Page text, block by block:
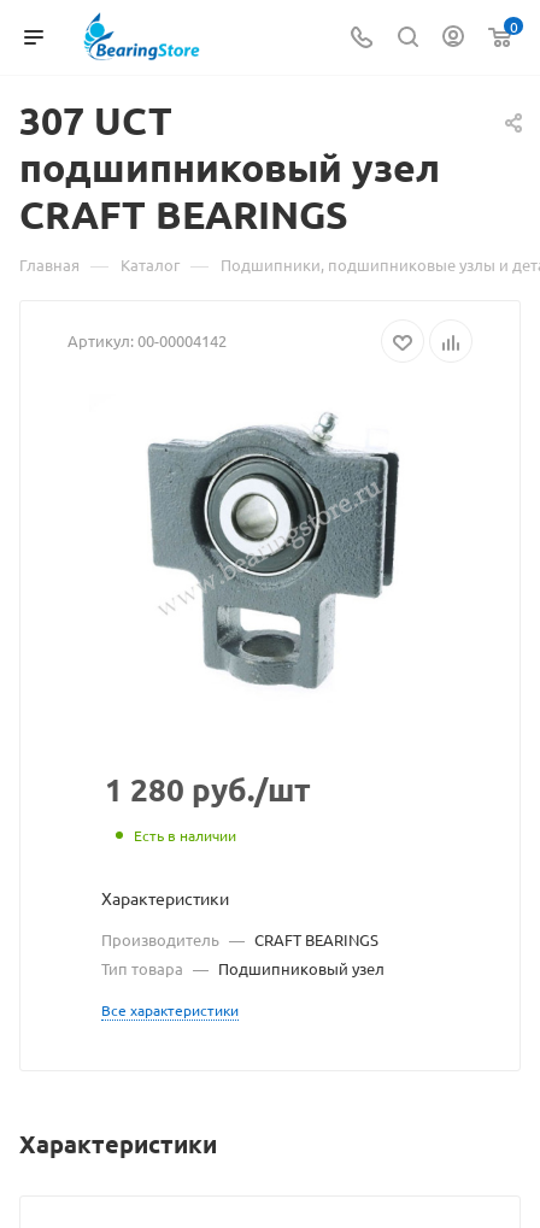
0
307 Материал
о
товаре
307
подшипниковый
CRAFT
BEARINGS
взят
https://bearingstore.ru
https://
без
разрешения
сайта
UCT
подшипниковый узел
CRAFT BEARINGS
Главная — Каталог — Подшипники, подшипниковые узлы и
Артикул:00-00004142
1 280 руб./шт
Есть в наличии
Характеристики
Производитель — CRAFT BEARINGS
Тип товара — Подшипниковый узел
Все характеристики
Характеристики